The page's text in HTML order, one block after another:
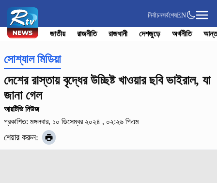
নির্বাচনসর্বশেষEN
জাতীয় রাজনীতি রাজধানী দেশজুড়ে অর্থনীতি
সোশ্যাল মিডিয়া
দেশের রাস্তায় বৃদ্ধের উচ্ছিষ্ট খাওয়ার ছবি ভাইরাল, যা
জানা গেল
আরটিভি নিউজ
প্রকাশিত: মঙ্গলবার, ১০ ডিসেম্বর ২০২৪ , ০২:২৬ পিএম
শেয়ার করুন: